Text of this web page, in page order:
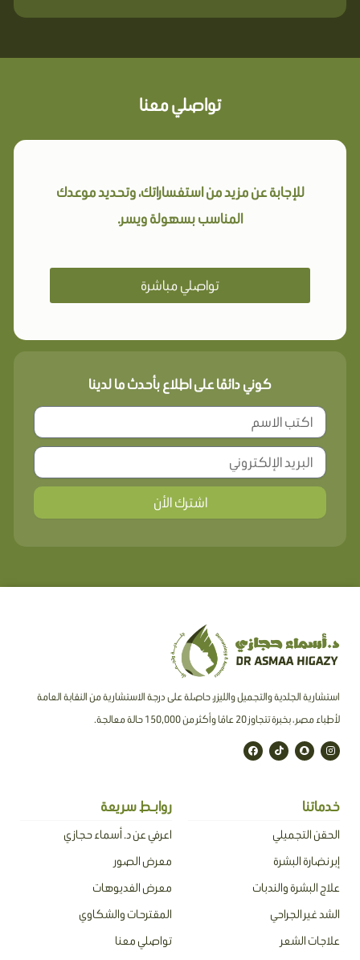
تواصلي معنا
للإجابة عن مزيد من استفساراتك، وتحديد موعدك
المناسب بسهولة ويسر.
تواصلي مباشرة
كوني دائمًا على اطلاع بأحدث ما لدينا
اشترك الأن
استشارية الجلدية والتجميل والليزر، حاصلة على درجة الاستشارية من النقابة العامة
لأطباء مصر ، بخبرة تتجاوز 20 عامًا وأكثر من 150,000 حالة معالجة.
I
n
s
a
S
n
a
a
t
T
i
k
F
a
c
خدماتنا
الحقن التجميلي
إبر نضارة البشرة
علاج البشرة والندبات
الشد غير الجراحي
علاجات الشعر
روابـط سريعة
اعرفي عن د. أسماء حجازي
معرض الصور
معرض الفديوهات
المقترحات والشكاوي
تواصلي معنا